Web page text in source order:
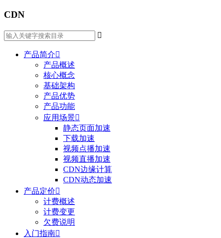
CDN

产品简介
产品概述
核心概念
基础架构
产品优势
产品功能
应用场景
静态页面加速
下载加速
视频点播加速
视频直播加速
CDN边缘计算
CDN动态加速
产品定价
计费概述
计费变更
欠费说明
入门指南